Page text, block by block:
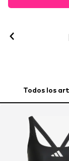
Todos los